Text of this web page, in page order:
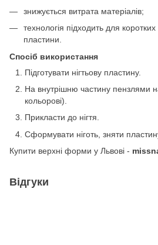
знижується витрата матеріалів;
технологія підходить для коротких
пластини.
Спосіб використання
Підготувати нігтьову пластину.
На внутрішню частину пензлями
кольорові).
Прикласти до нігтя.
Сформувати ніготь, зняти
Купити верхні форми у Львові -
Відгуки